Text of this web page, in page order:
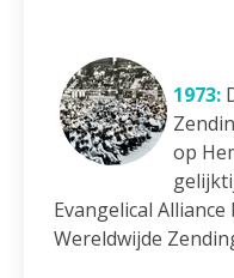
1973:
op
Evangelical
Wereldwijde